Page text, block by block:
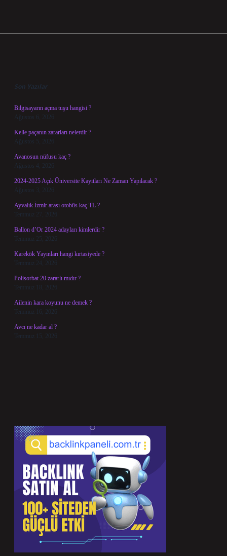
Son Yazılar
Bilgisayarın açma tuşu hangisi ?
Ağustos 6, 2026
Kelle paçanın zararları nelerdir ?
Ağustos 5, 2026
Avanosun nüfusu kaç ?
Ağustos 4, 2026
2024-2025 Açık Üniversite Kayıtları Ne Zaman Yapılacak ?
Ağustos 3, 2026
Ayvalık İzmir arası otobüs kaç TL ?
Temmuz 27, 2026
Ballon d’Or 2024 adayları kimlerdir ?
Temmuz 25, 2026
Karekök Yayınları hangi kırtasiyede ?
Temmuz 24, 2026
Polisorbat 20 zararlı mıdır ?
Temmuz 18, 2026
Ailenin kara koyunu ne demek ?
Temmuz 16, 2026
Avcı ne kadar al ?
Temmuz 15, 2026